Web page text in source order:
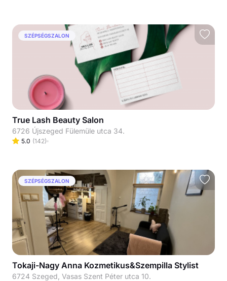
SZÉPSÉGSZALON
True Lash Beauty Salon
6726 Újszeged Fülemüle utca 34.
5.0 (142)
SZÉPSÉGSZALON
Tokaji-Nagy Anna Kozmetikus&Szempilla Stylist
6724 Szeged, Vasas Szent Péter utca 10.